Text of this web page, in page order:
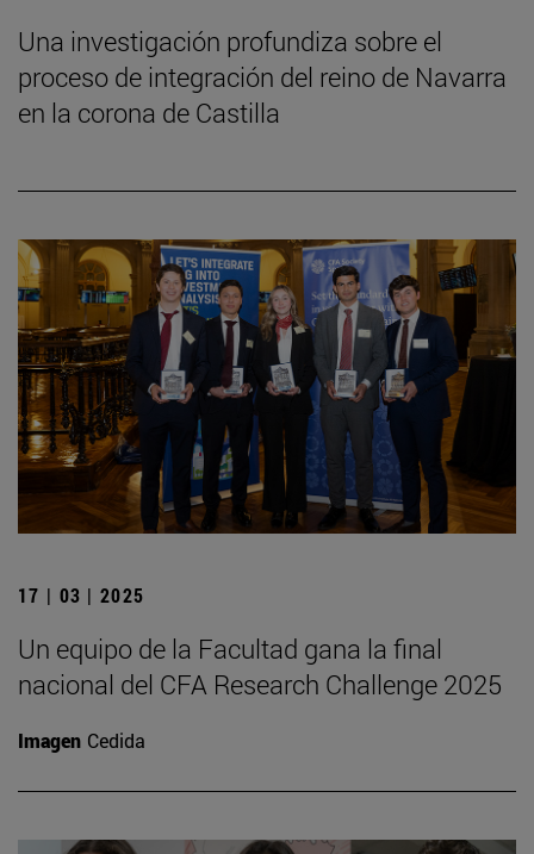
Una investigación profundiza sobre el
proceso de integración del reino de Navarra
en la corona de Castilla
17 | 03 | 2025
Un equipo de la Facultad gana la final
nacional del CFA Research Challenge 2025
Imagen Cedida